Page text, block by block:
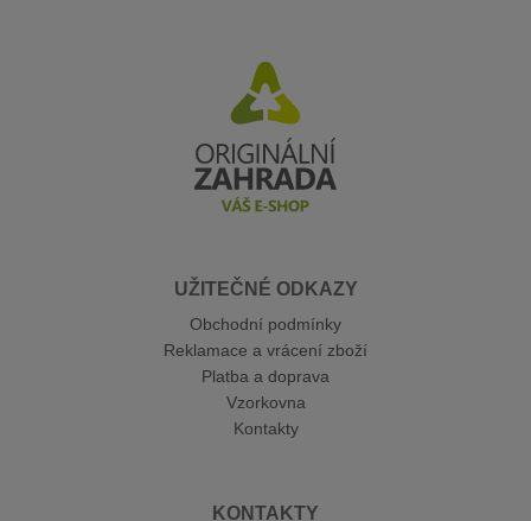
UŽITEČNÉ ODKAZY
Obchodní podmínky
Reklamace a vrácení zboží
Platba a doprava
Vzorkovna
Kontakty
KONTAKTY